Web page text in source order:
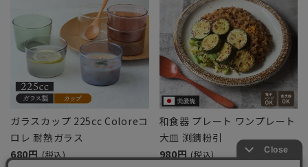
ガラスカップ 225cc Coloreコ
ロレ 耐熱ガラス
680円 (税込)
和食器 プレート ワンプレート
大皿 渕錆粉引
980円 (税込)